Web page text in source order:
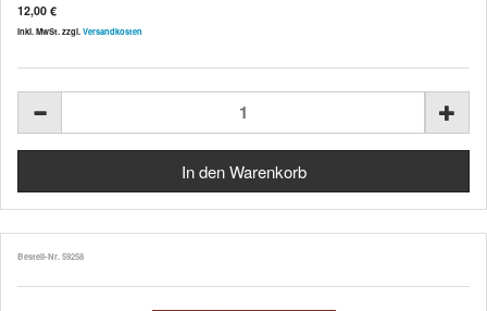
12,00 €
inkl. MwSt. zzgl. Versandkosten
Bestell-Nr. 59258